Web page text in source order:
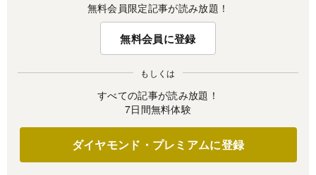
無料会員限定記事が読み放題！
無料会員に登録
もしくは
すべての記事が読み放題！
7日間無料体験
ダイヤモンド・プレミアムに登録